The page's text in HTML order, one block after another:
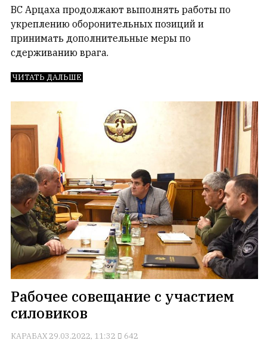
Гостей:
1
Пользователей:
0
НАШИ
ПРАВИЛА
Тонкие
материалы
независимо
мыслящих.
Сайт
обновляется
с
большим
трудом,
но
с
душой.
не
ВС Арцаха продолжают выполнять работы по
укреплению оборонительных позиций и
принимать дополнительные меры по
сдерживанию врага.
ЧИТАТЬ ДАЛЬШЕ
Рабочее совещание с участием
силовиков
КАРАБАХ29.03.2022, 11:32 642